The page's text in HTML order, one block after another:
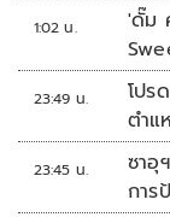
1:02 น.
'ดั๊ม
23:49 น.
โปร
ตำแ
'พล
23:45 น.
ซาอุ
การ